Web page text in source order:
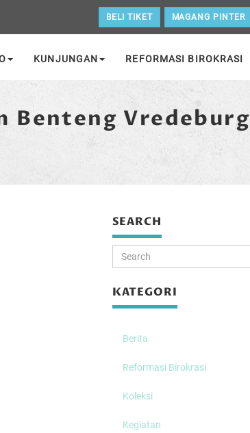
BELI TIKET MAGANG PINTER
KUNJUNGAN REFORMASI BIROKRASI
Benteng Vredeburg
SEARCH
KATEGORI
Berita
Reformasi Birokrasi
Koleksi
Kegiatan